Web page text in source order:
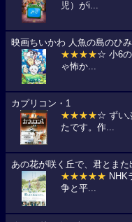
児）がi...
映画ちいかわ 人魚の島のひ
★★★★☆ 小6の
ゃ怖か...
カプリコン・1
★★★★☆ ずい
たです。作...
あの花が咲く丘で、君とまた
★★★★★ NHK
争と平...